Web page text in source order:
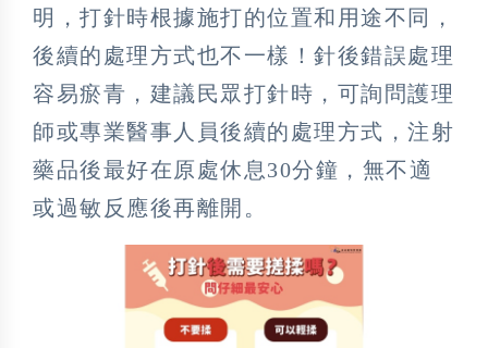
明，打針時根據施打的位置和用途不同，
後續的處理方式也不一樣！針後錯誤處理
容易瘀青，建議民眾打針時，可詢問護理
師或專業醫事人員後續的處理方式，注射
藥品後最好在原處休息30分鐘，無不適
或過敏反應後再離開。